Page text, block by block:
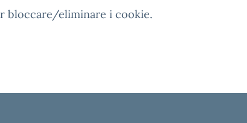
bloccare/eliminare i cookie.